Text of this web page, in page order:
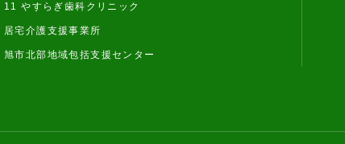
11 やすらぎ歯科クリニック
居宅介護支援事業所
旭市北部地域包括支援センター